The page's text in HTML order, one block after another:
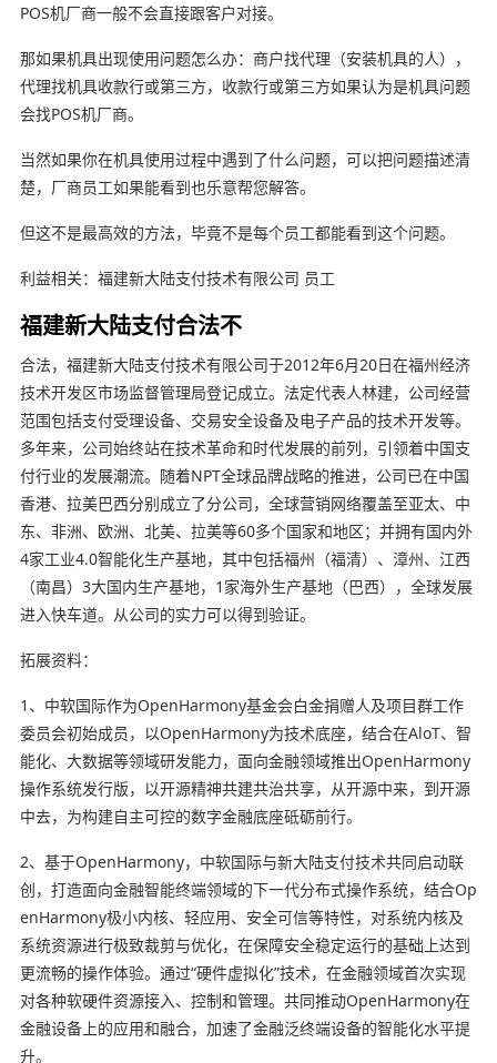
POS机厂商一般不会直接跟客户对接。
那如果机具出现使用问题怎么办：商户找代理（安装机具的人），
代理找机具收款行或第三方，收款行或第三方如果认为是机具问题
会找POS机厂商。
当然如果你在机具使用过程中遇到了什么问题，可以把问题描述清
楚，厂商员工如果能看到也乐意帮您解答。
但这不是最高效的方法，毕竟不是每个员工都能看到这个问题。
利益相关：福建新大陆支付技术有限公司 员工
福建新大陆支付合法不
合法，福建新大陆支付技术有限公司于2012年6月20日在福州经济
技术开发区市场监督管理局登记成立。法定代表人林建，公司经营
范围包括支付受理设备、交易安全设备及电子产品的技术开发等。
多年来，公司始终站在技术革命和时代发展的前列，引领着中国支
付行业的发展潮流。随着NPT全球品牌战略的推进，公司已在中国
香港、拉美巴西分别成立了分公司，全球营销网络覆盖至亚太、中
东、非洲、欧洲、北美、拉美等60多个国家和地区；并拥有国内外
4家工业4.0智能化生产基地，其中包括福州（福清）、漳州、江西
（南昌）3大国内生产基地，1家海外生产基地（巴西），全球发展
进入快车道。从公司的实力可以得到验证。
拓展资料：
1、中软国际作为OpenHarmony基金会白金捐赠人及项目群工作
委员会初始成员，以OpenHarmony为技术底座，结合在AloT、智
能化、大数据等领域研发能力，面向金融领域推出OpenHarmony
操作系统发行版，以开源精神共建共治共享，从开源中来，到开源
中去，为构建自主可控的数字金融底座砥砺前行。
2、基于OpenHarmony，中软国际与新大陆支付技术共同启动联
创，打造面向金融智能终端领域的下一代分布式操作系统，结合Op
enHarmony极小内核、轻应用、安全可信等特性，对系统内核及
系统资源进行极致裁剪与优化，在保障安全稳定运行的基础上达到
更流畅的操作体验。通过“硬件虚拟化”技术，在金融领域首次实现
对各种软硬件资源接入、控制和管理。共同推动OpenHarmony在
金融设备上的应用和融合，加速了金融泛终端设备的智能化水平提
升。